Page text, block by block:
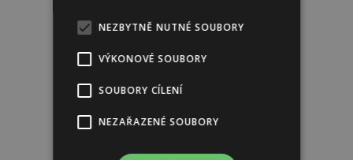
NEZBYTNĚ NUTNÉ SOUBORY
VÝKONOVÉ SOUBORY
SOUBORY CÍLENÍ
NEZAŘAZENÉ SOUBORY